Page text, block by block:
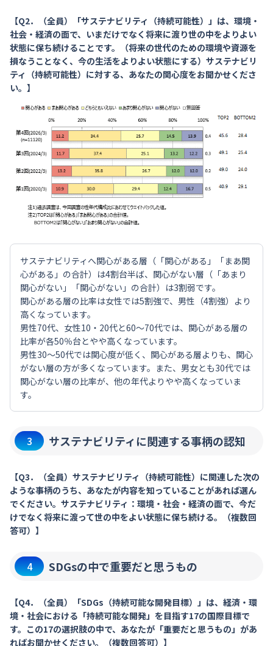
【Q2．（全員）「サステナビリティ（持続可能性）」は、環境・
社会・経済の面で、いまだけでなく将来に渡り世の中をよりよい
状態に保ち続けることです。（将来の世代のための環境や資源を
損なうことなく、今の生活をよりよい状態にする）サステナビリ
ティ（持続可能性）に対する、あなたの関心度をお聞かせくださ
い。】
サステナビリティへ関心がある層（「関心がある」「まあ関
心がある」の合計）は4割台半ば、関心がない層（「あまり
関心がない」「関心がない」の合計）は3割弱です。
関心がある層の比率は女性では5割強で、男性（4割強）より
高くなっています。
男性70代、女性10・20代と60～70代では、関心がある層の
比率が各50％台とやや高くなっています。
男性30～50代では関心度が低く、関心がある層よりも、関心
がない層の方が多くなっています。また、男女とも30代では
関心がない層の比率が、他の年代よりやや高くなっていま
す。
3 サステナビリティに関連する事柄の認知
【Q3．（全員）サステナビリティ（持続可能性）に関連した次の
ような事柄のうち、あなたが内容を知っていることがあれば選ん
でください。サステナビリティ：環境・社会・経済の面で、今だ
けでなく将来に渡って世の中をよい状態に保ち続ける。（複数回
答可）】
4 SDGsの中で重要だと思うもの
【Q4．（全員）「SDGs（持続可能な開発目標）」は、経済・環
境・社会における「持続可能な開発」を目指す17の国際目標で
す。この17の選択肢の中で、あなたが「重要だと思うもの」があ
ればお聞かせください。（複数回答可）】